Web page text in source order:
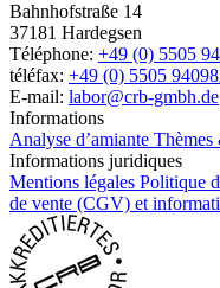
Bahnhofstraße 14
37181 Hardegsen
Téléphone: +49 (0) 5505
téléfax: +49 (0) 5505
E-mail: labor@crb-gmbh.de
Informations
Analyse d’amiante
Informations juridiques
Mentions légales Politique
de vente (CGV) et